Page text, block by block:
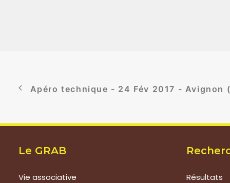
Apéro technique - 24 Fév 2017 - Avignon
Le GRAB
Vie associative
Résultats